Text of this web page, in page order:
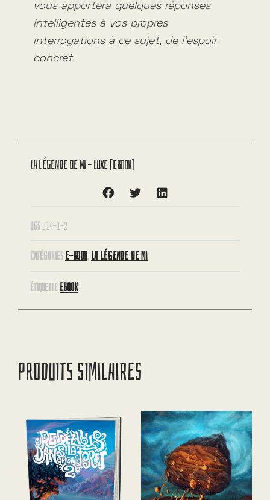
vous apportera quelques réponses
intelligentes à vos propres
interrogations à ce sujet, de l’espoir
concret.
La légende de Mi – Luxe [eBook]
UGS 314-1-2
CATÉGORIES E-BOOK, LA LÉGENDE DE MI
ÉTIQUETTE EBOOK
PRODUITS SIMILAIRES